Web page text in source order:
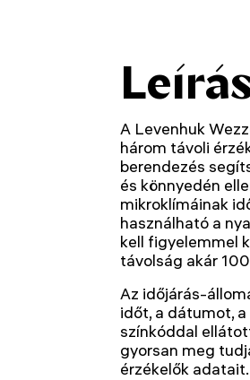
A Levenhuk
három távoli
berendezés
és könnyedén
mikroklímáinak
használható a
kell figyelemmel
távolság akár
Az időjárás-
időt, a dátumot,
színkóddal
gyorsan meg
érzékelők